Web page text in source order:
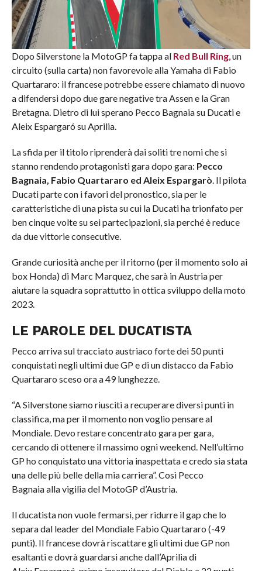
Dopo Silverstone la MotoGP fa tappa al Red Bull Ring, un
circuito (sulla carta) non favorevole alla Yamaha di Fabio
Quartararo: il francese potrebbe essere chiamato di nuovo
a difendersi dopo due gare negative tra Assen e la Gran
Bretagna. Dietro di lui sperano Pecco Bagnaia su Ducati e
Aleix Espargaró su Aprilia.
La sfida per il titolo riprenderà dai soliti tre nomi che si
stanno rendendo protagonisti gara dopo gara: Pecco
Bagnaia, Fabio Quartararo ed Aleix Espargarò. Il pilota
Ducati parte con i favori del pronostico, sia per le
caratteristiche di una pista su cui la Ducati ha trionfato per
ben cinque volte su sei partecipazioni, sia perché è reduce
da due vittorie consecutive.
Grande curiosità anche per il ritorno (per il momento solo ai
box Honda) di Marc Marquez, che sarà in Austria per
aiutare la squadra soprattutto in ottica sviluppo della moto
2023.
LE PAROLE DEL DUCATISTA
Pecco arriva sul tracciato austriaco forte dei 50 punti
conquistati negli ultimi due GP e di un distacco da Fabio
Quartararo sceso ora a 49 lunghezze.
“A Silverstone siamo riusciti a recuperare diversi punti in
classifica, ma per il momento non voglio pensare al
Mondiale. Devo restare concentrato gara per gara,
cercando di ottenere il massimo ogni weekend. Nell’ultimo
GP ho conquistato una vittoria inaspettata e credo sia stata
una delle più belle della mia carriera”. Così Pecco
Bagnaia alla vigilia del MotoGP d’Austria.
Il ducatista non vuole fermarsi, per ridurre il gap che lo
separa dal leader del Mondiale Fabio Quartararo (-49
punti). Il francese dovrà riscattare gli ultimi due GP non
esaltanti e dovrà guardarsi anche dall’Aprilia di